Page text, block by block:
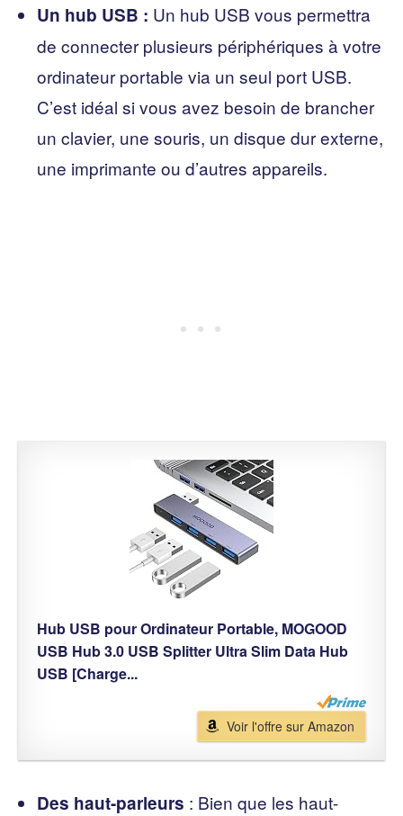
Un hub USB : Un hub USB vous permettra
de connecter plusieurs périphériques à votre
ordinateur portable via un seul port USB.
C’est idéal si vous avez besoin de brancher
un clavier, une souris, un disque dur externe,
une imprimante ou d’autres appareils.
Hub USB pour Ordinateur Portable, MOGOOD
USB Hub 3.0 USB Splitter Ultra Slim Data Hub
USB [Charge...
Voir l'offre sur Amazon
Des haut-parleurs : Bien que les haut-